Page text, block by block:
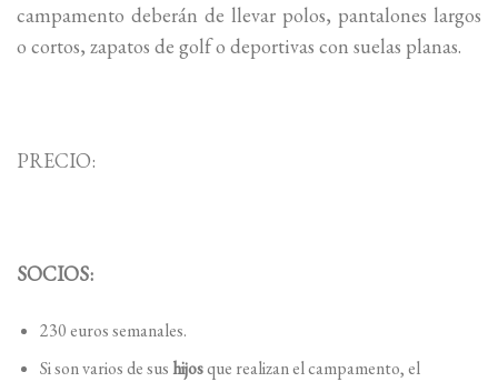
campamento deberán de llevar polos, pantalones largos
o cortos, zapatos de golf o deportivas con suelas planas.
PRECIO:
SOCIOS:
230 euros semanales.
Si son varios de sus hijosque realizan el campamento, el